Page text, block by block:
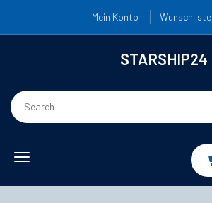
Mein Konto Wunschliste
STARSHIP24
Toggle